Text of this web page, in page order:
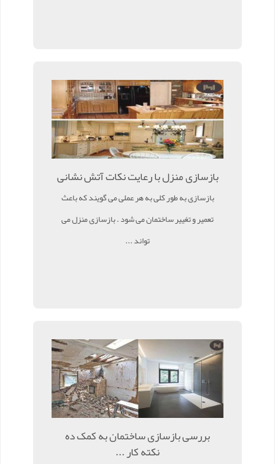
بازسازی منزل با رعایت نکات آتش نشانی
بازسازی به طور کلی به هر عملی می گویند که باعث
تعمیر و تغییر ساختمان می شود . بازسازی منزل می
تواند ...
بررسی بازسازی ساختمان به کمک ده
نکته کار ...